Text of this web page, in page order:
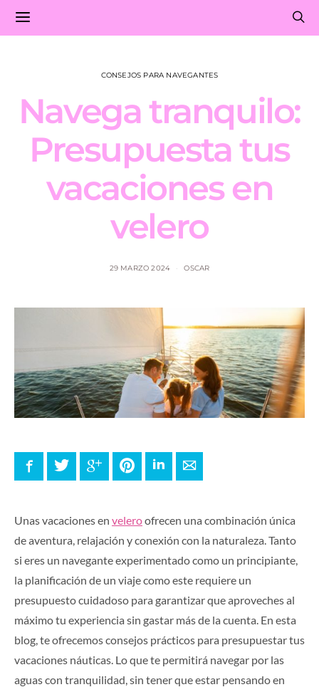
CONSEJOS PARA NAVEGANTES
Navega tranquilo:
Presupuesta tus
vacaciones en
velero
29 MARZO 2024 OSCAR
FacebookTwitter Google+ PinterestLinkedInE-mail
Unas vacaciones en veleroofrecen una combinación única
de aventura, relajación y conexión con la naturaleza. Tanto
si eres un navegante experimentado como un principiante,
la planificación de un viaje como este requiere un
presupuesto cuidadoso para garantizar que aproveches al
máximo tu experiencia sin gastar más de la cuenta. En esta
blog, te ofrecemos consejos prácticos para presupuestar tus
vacaciones náuticas. Lo que te permitirá navegar por las
aguas con tranquilidad, sin tener que estar pensando en